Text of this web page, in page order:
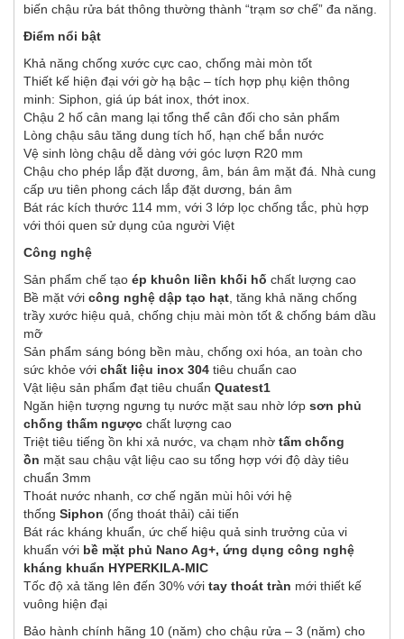
biến chậu rửa bát thông thường thành “trạm sơ chế” đa năng.
Điểm nổi bật
Khả năng chống xước cực cao, chống mài mòn tốt
Thiết kế hiện đại với gờ hạ bậc – tích hợp phụ kiện thông
minh: Siphon, giá úp bát inox, thớt inox.
Chậu 2 hố cân mang lại tổng thể cân đối cho sản phẩm
Lòng chậu sâu tăng dung tích hố, hạn chế bắn nước
Vệ sinh lòng chậu dễ dàng với góc lượn R20 mm
Chậu cho phép lắp đặt dương, âm, bán âm mặt đá. Nhà cung
cấp ưu tiên phong cách lắp đặt dương, bán âm
Bát rác kích thước 114 mm, với 3 lớp lọc chống tắc, phù hợp
với thói quen sử dụng của người Việt
Công nghệ
Sản phẩm chế tạo ép khuôn liền khối hố chất lượng cao
Bề mặt với công nghệ dập tạo hạt , tăng khả năng chống
trầy xước hiệu quả, chống chịu mài mòn tốt & chống bám dầu
mỡ
Sản phẩm sáng bóng bền màu, chống oxi hóa, an toàn cho
sức khỏe với chất liệu inox 304 tiêu chuẩn cao
Vật liệu sản phẩm đạt tiêu chuẩn Quatest1
Ngăn hiện tượng ngưng tụ nước mặt sau nhờ lớp sơn phủ
chống thấm ngược chất lượng cao
Triệt tiêu tiếng ồn khi xả nước, va chạm nhờ tấm chống
ồn mặt sau chậu vật liệu cao su tổng hợp với độ dày tiêu
chuẩn 3mm
Thoát nước nhanh, cơ chế ngăn mùi hôi với hệ
thống Siphon (ống thoát thải) cải tiến
Bát rác kháng khuẩn, ức chế hiệu quả sinh trưởng của vi
khuẩn với bề mặt phủ Nano Ag+, ứng dụng công nghệ
kháng khuẩn HYPERKILA-MIC
Tốc độ xả tăng lên đến 30% với tay thoát tràn mới thiết kế
vuông hiện đại
Bảo hành chính hãng 10 (năm) cho chậu rửa – 3 (năm) cho